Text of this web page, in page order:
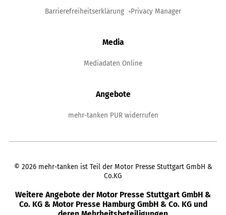
Barrierefreiheitserklärung Privacy Manager
Media
Mediadaten Online
Angebote
mehr-tanken PUR widerrufen
© 2026 mehr-tanken ist Teil der Motor Presse Stuttgart GmbH &
Co.KG
Weitere Angebote der Motor Presse Stuttgart GmbH &
Co. KG & Motor Presse Hamburg GmbH & Co. KG und